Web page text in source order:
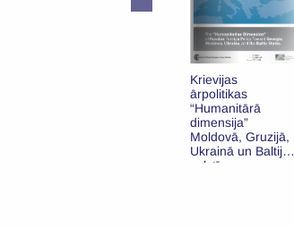
Krievijas
ārpolitikas
“Humanitārā
dimensija”
Moldovā, Gruzijā,
Ukrainā un Baltijas
valstīs